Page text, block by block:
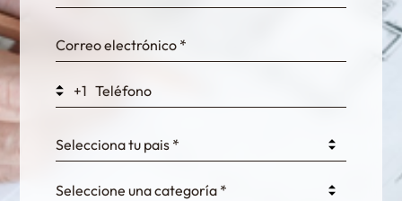
WEK7sP7DXp5OiEV
fKG333tDPmDdJm8
+1
Selecciona tu pais *
Seleccione una categoría *